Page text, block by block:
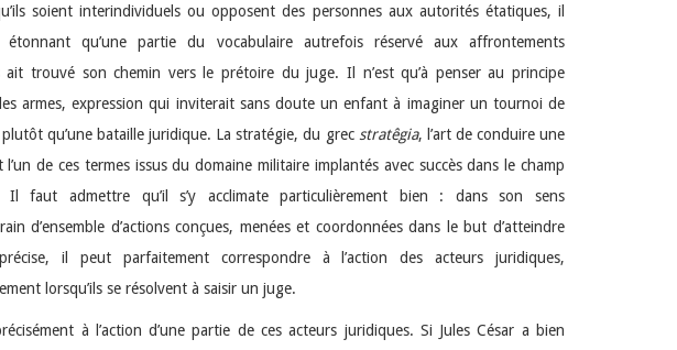
soient interindividuels ou opposent des personnes aux autorités étatiques, il
étonnant qu’une partie du vocabulaire autrefois réservé aux affrontements
ait trouvé son chemin vers le prétoire du juge. Il n’est qu’à penser au principe
armes, expression qui inviterait sans doute un enfant à imaginer un tournoi de
plutôt qu’une bataille juridique. La stratégie, du grec stratêgia, l’art de conduire une
l’un de ces termes issus du domaine militaire implantés avec succès dans le champ
faut admettre qu’il s’y acclimate particulièrement bien : dans son sens
d’ensemble d’actions conçues, menées et coordonnées dans le but d’atteindre
il peut parfaitement correspondre à l’action des acteurs juridiques,
lorsqu’ils se résolvent à saisir un juge.
à l’action d’une partie de ces acteurs juridiques. Si Jules César a bien